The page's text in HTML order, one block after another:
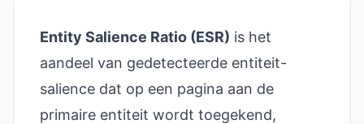
Entity Salience Ratio (ESR) is het
aandeel van gedetecteerde entiteit-
salience dat op een pagina aan de
primaire entiteit wordt toegekend,